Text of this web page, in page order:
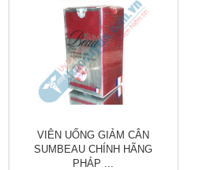
Hỗ
trợ
tiểu
đường
Sức
của
bé
VIÊN UỐNG GIẢM CÂN
SUMBEAU CHÍNH HÃNG
PHÁP ...